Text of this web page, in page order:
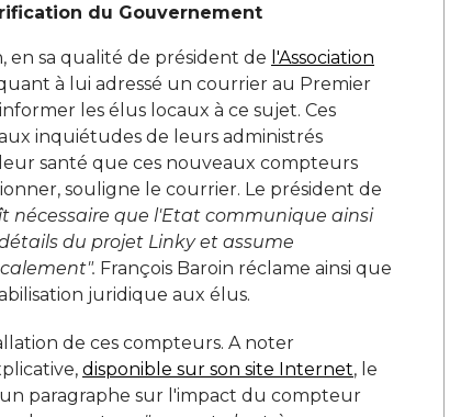
du Gouvernement
en sa qualité de président de l'Association
à lui adressé un courrier au Premier
les élus locaux à ce sujet. Ces
inquiétudes de leurs administrés
santé que ces nouveaux compteurs
souligne le courrier. Le président de
nécessaire que l'Etat communique ainsi
du projet Linky et assume
François Baroin réclame ainsi que
juridique aux élus.
de ces compteurs. A noter
disponible sur son site Internet, le
paragraphe sur l'impact du compteur